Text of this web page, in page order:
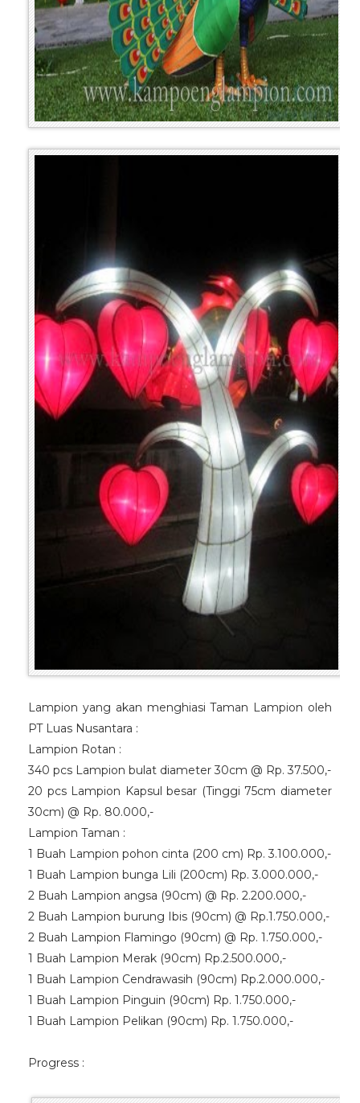
Lampion yang akan menghiasi Taman Lampion oleh
PT Luas Nusantara :
Lampion Rotan :
340 pcs Lampion bulat diameter 30cm @ Rp. 37.500,-
20 pcs Lampion Kapsul besar (Tinggi 75cm diameter
30cm) @ Rp. 80.000,-
Lampion Taman :
1 Buah Lampion pohon cinta (200 cm) Rp. 3.100.000,-
1 Buah Lampion bunga Lili (200cm) Rp. 3.000.000,-
2 Buah Lampion angsa (90cm) @ Rp. 2.200.000,-
2 Buah Lampion burung Ibis (90cm) @ Rp.1.750.000,-
2 Buah Lampion Flamingo (90cm) @ Rp. 1.750.000,-
1 Buah Lampion Merak (90cm) Rp.2.500.000,-
1 Buah Lampion Cendrawasih (90cm) Rp.2.000.000,-
1 Buah Lampion Pinguin (90cm) Rp. 1.750.000,-
1 Buah Lampion Pelikan (90cm) Rp. 1.750.000,-
Progress :